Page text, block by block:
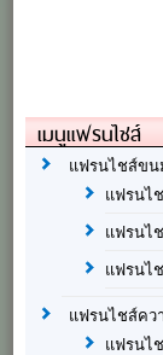
เมนูแฟรนไชส์
แฟรนไชส์ขน
แฟรนไ
แฟรนไ
แฟรนไ
แฟรนไชส์คว
แฟรนไ